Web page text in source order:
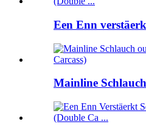
Een Enn
Mainline